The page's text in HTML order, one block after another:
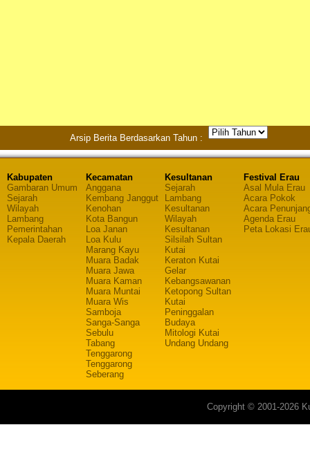
Arsip Berita Berdasarkan Tahun :
Kabupaten
Gambaran Umum
Sejarah
Wilayah
Lambang
Pemerintahan
Kepala Daerah
Kecamatan
Anggana
Kembang Janggut
Kenohan
Kota Bangun
Loa Janan
Loa Kulu
Marang Kayu
Muara Badak
Muara Jawa
Muara Kaman
Muara Muntai
Muara Wis
Samboja
Sanga-Sanga
Sebulu
Tabang
Tenggarong
Tenggarong
Seberang
Kesultanan
Sejarah
Lambang
Kesultanan
Wilayah
Kesultanan
Silsilah Sultan
Kutai
Keraton Kutai
Gelar
Kebangsawanan
Ketopong Sultan
Kutai
Peninggalan
Budaya
Mitologi Kutai
Undang Undang
Festival Erau
Asal Mula Erau
Acara Pokok
Acara
Agenda Erau
Peta Lokasi
Copyright © 2001-2026